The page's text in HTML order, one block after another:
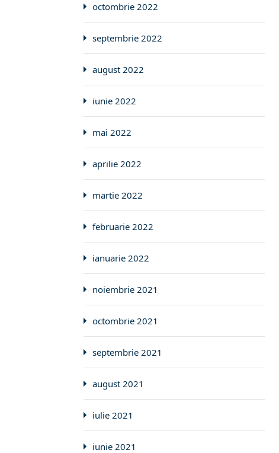
octombrie 2022
septembrie 2022
august 2022
iunie 2022
mai 2022
aprilie 2022
martie 2022
februarie 2022
ianuarie 2022
noiembrie 2021
octombrie 2021
septembrie 2021
august 2021
iulie 2021
iunie 2021